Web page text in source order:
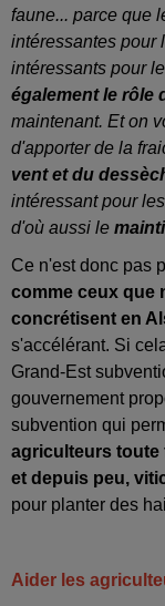
faune... parce que
intéressantes pour
intéressants pour
également le rôle
maintenant. Et on
d'apporter de la
vent et du
intéressant pour
d'où aussi le
Ce n'est donc pas
comme ceux que
concrétisent en
s'accélérant. Si
Grand-Est
gouvernement
subvention qui
agriculteurs toute
et depuis peu,
pour planter des
Aider les